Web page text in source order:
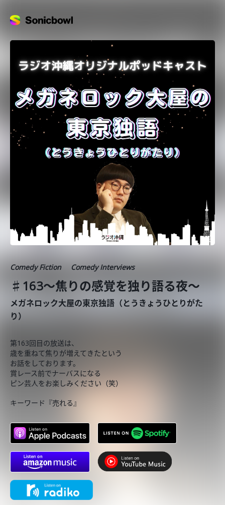
Comedy Fiction Comedy Interviews
♯163〜焦りの感覚を独り語る夜〜
メガネロック大屋の東京独語（とうきょうひとりがた
り）
第163回目の放送は、
歳を重ねて焦りが増えてきたという
お話をしております。
賞レース前でナーバスになる
ピン芸人をお楽しみください（笑）
キーワード『売れる』